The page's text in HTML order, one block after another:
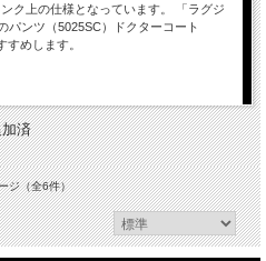
ク上の仕様となっています。 「ラグジ
パンツ（5025SC）ドクターコート
すめします。
済
ジ（全6件）